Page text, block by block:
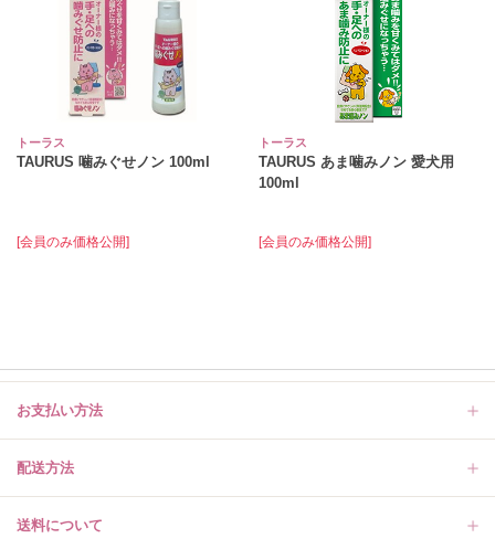
トーラス
TAURUS 噛みぐせノン 100ml
[会員のみ価格公開]
トーラス
TAURUS あま噛みノン 愛犬用
100ml
[会員のみ価格公開]
お支払い方法
配送方法
送料について